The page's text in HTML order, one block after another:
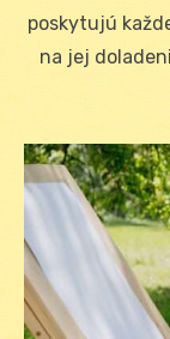
poskytujú
na jej